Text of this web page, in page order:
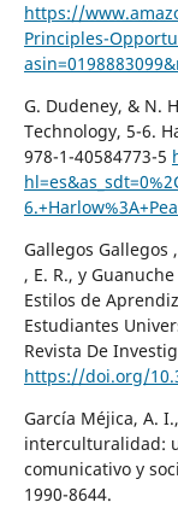
https://
Principles-
G. Dudeney, & N.
Technology, 5-6.
978-1-40584773-5
Gallegos Gallegos
, E. R., y
Estilos de
Estudiantes
Revista De
https://doi.org/
García Méjica, A.
interculturalidad:
comunicativo y
1990-8644.